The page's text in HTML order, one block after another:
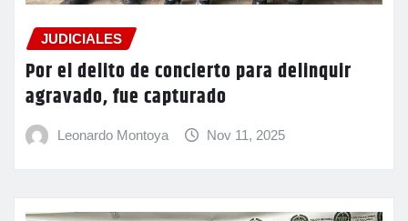
JUDICIALES
Por el delito de concierto para delinquir
agravado, fue capturado
Leonardo Montoya Nov 11, 2025